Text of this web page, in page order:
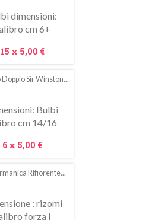
dimensioni:
cm 6+
Prezzo
15 x 5,00 €
Doppio Sir Winston...
Bulbi
cm 14/16
Prezzo
6 x 5,00 €
Rifiorente...
: rizomi
forza I